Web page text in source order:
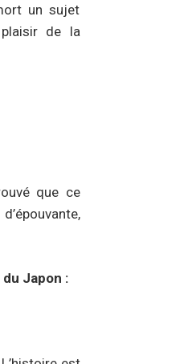
un sujet
de la
que ce
Japon :